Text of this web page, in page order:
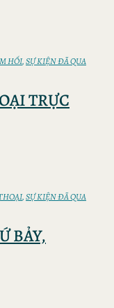
HỐI, SỰ KIỆN ĐÃ QUA
TRỰC
, SỰ KIỆN ĐÃ QUA
BẢY,